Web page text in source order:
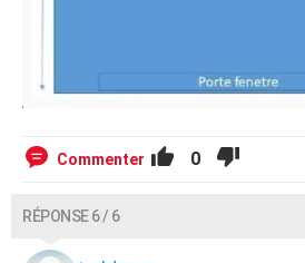
Commenter 0
RÉPONSE 6 / 6